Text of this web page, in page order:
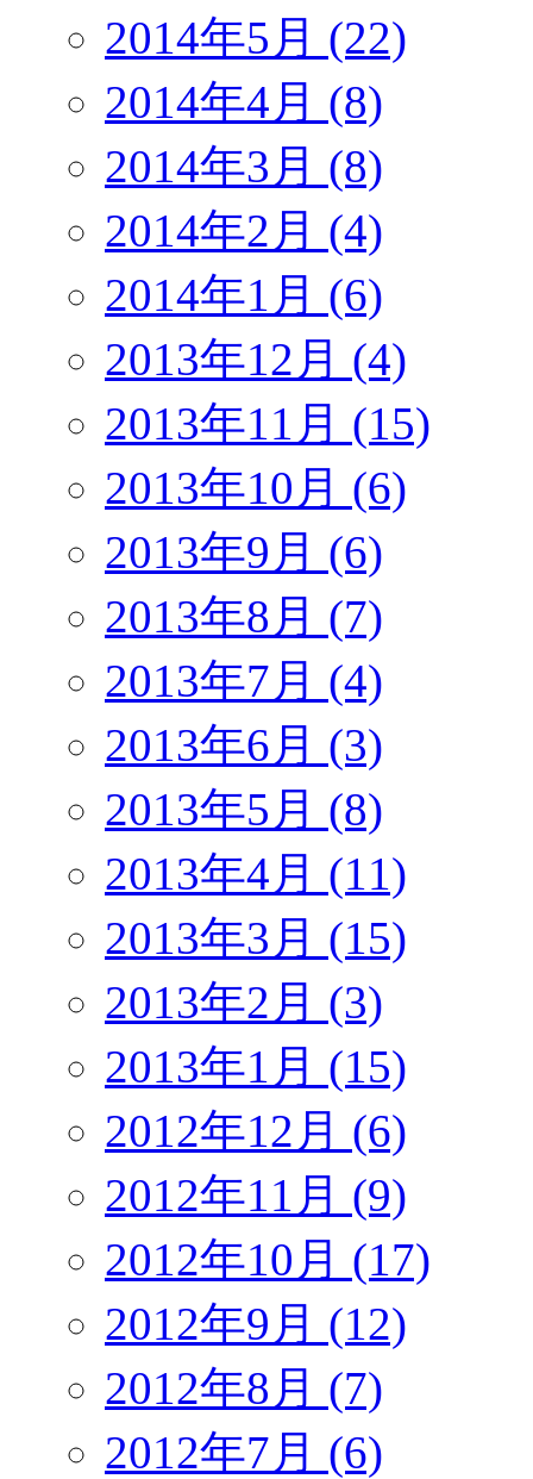
2014年5月 (22)
2014年4月 (8)
2014年3月 (8)
2014年2月 (4)
2014年1月 (6)
2013年12月 (4)
2013年11月 (15)
2013年10月 (6)
2013年9月 (6)
2013年8月 (7)
2013年7月 (4)
2013年6月 (3)
2013年5月 (8)
2013年4月 (11)
2013年3月 (15)
2013年2月 (3)
2013年1月 (15)
2012年12月 (6)
2012年11月 (9)
2012年10月 (17)
2012年9月 (12)
2012年8月 (7)
2012年7月 (6)